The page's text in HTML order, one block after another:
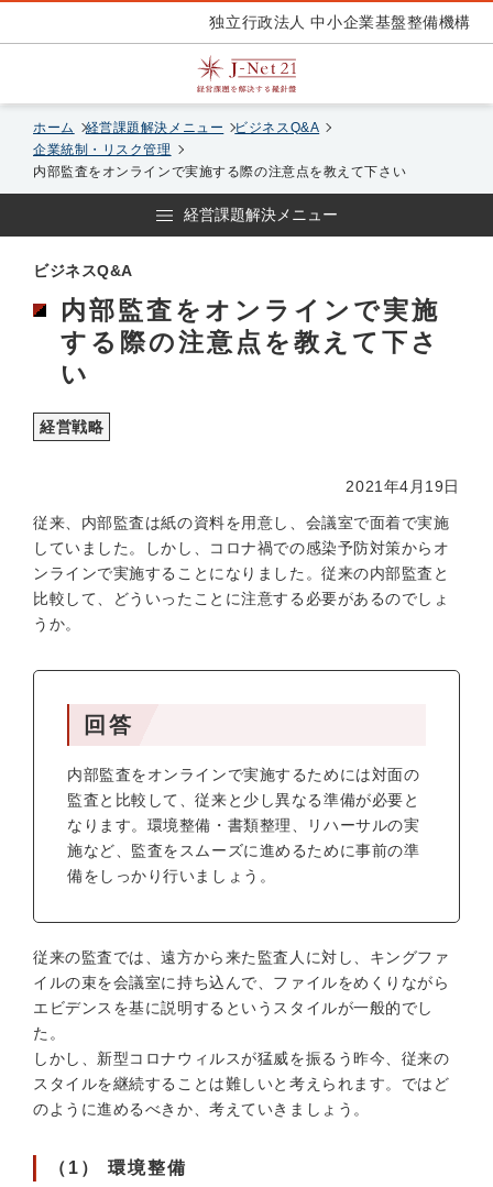
独立行政法人 中小企業基盤整備機構
ホーム 経営課題解決メニュー
ビジネスQ&A
企業統制・リスク管理
内部監査をオンラインで実施する際の注意点を教えて下さい
経営課題解決メニュー
ビジネスQ&A
内部監査をオンラインで実施
する際の注意点を教えて下さ
い
経営戦略
2021年4月19日
従来、内部監査は紙の資料を用意し、会議室で面着で実施
していました。しかし、コロナ禍での感染予防対策からオ
ンラインで実施することになりました。従来の内部監査と
比較して、どういったことに注意する必要があるのでしょ
うか。
回答
内部監査をオンラインで実施するためには対面の
監査と比較して、従来と少し異なる準備が必要と
なります。環境整備・書類整理、リハーサルの実
施など、監査をスムーズに進めるために事前の準
備をしっかり行いましょう。
従来の監査では、遠方から来た監査人に対し、キングファ
イルの束を会議室に持ち込んで、ファイルをめくりながら
エビデンスを基に説明するというスタイルが一般的でし
た。
しかし、新型コロナウィルスが猛威を振るう昨今、従来の
スタイルを継続することは難しいと考えられます。ではど
のように進めるべきか、考えていきましょう。
（1） 環境整備